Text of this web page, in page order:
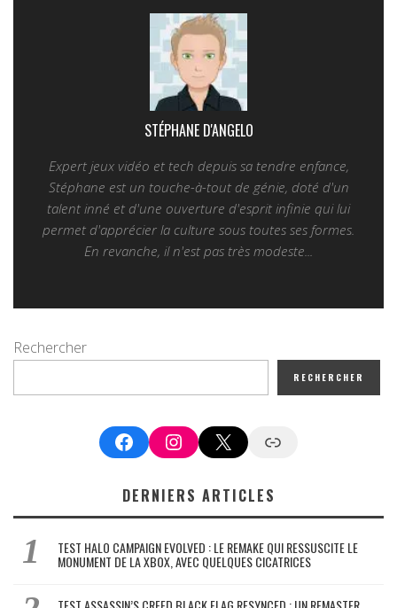
STÉPHANE D'ANGELO
Expert jeux vidéo et tech depuis sa tendre enfance,
Stéphane est un touche-à-tout de génie, doté d'un
talent inné et d'une ouverture d'esprit infinie qui lui
permet d'apprécier la culture sous toutes ses formes.
En revanche, il n'est pas très modeste...
Rechercher
RECHERCHER
FacebookInstagram
X Google News
DERNIERS ARTICLES
TEST HALO CAMPAIGN EVOLVED : LE REMAKE QUI RESSUSCITE LE
MONUMENT DE LA XBOX, AVEC QUELQUES CICATRICES